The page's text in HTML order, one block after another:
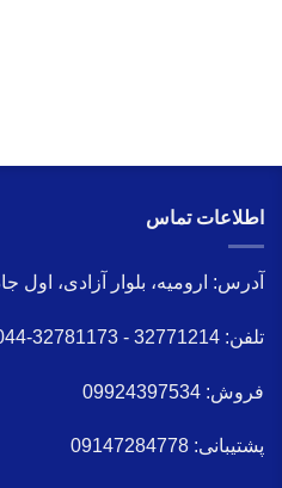
اطلاعات تماس
آدرس: ارومیه، بلوار آزادی،
تلفن: 32771214 - 32781173-044
فروش: 09924397534
پشتیبانی: 09147284778